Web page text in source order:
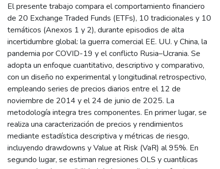
El presente trabajo compara el comportamiento financiero
de 20 Exchange Traded Funds (ETFs), 10 tradicionales y 10
temáticos (Anexos 1 y 2), durante episodios de alta
incertidumbre global: la guerra comercial EE. UU. y China, la
pandemia por COVID-19 y el conflicto Rusia–Ucrania. Se
adopta un enfoque cuantitativo, descriptivo y comparativo,
con un diseño no experimental y longitudinal retrospectivo,
empleando series de precios diarios entre el 12 de
noviembre de 2014 y el 24 de junio de 2025. La
metodología integra tres componentes. En primer lugar, se
realiza una caracterización de precios y rendimientos
mediante estadística descriptiva y métricas de riesgo,
incluyendo drawdowns y Value at Risk (VaR) al 95%. En
segundo lugar, se estiman regresiones OLS y cuantílicas